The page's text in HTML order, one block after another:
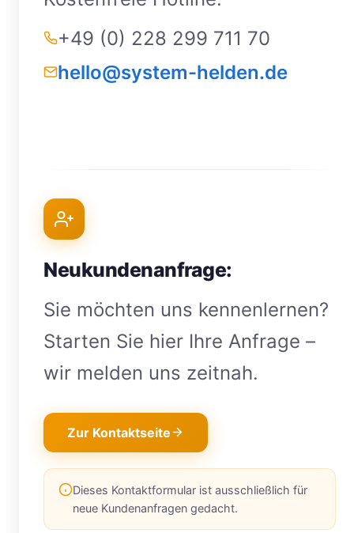
+49 (0) 228 299 711 70
hello@system-helden.de
Neukundenanfrage:
Sie möchten uns kennenlernen?
Starten Sie hier Ihre Anfrage –
wir melden uns zeitnah.
Zur Kontaktseite
Dieses Kontaktformular ist ausschließlich für
neue Kundenanfragen gedacht.